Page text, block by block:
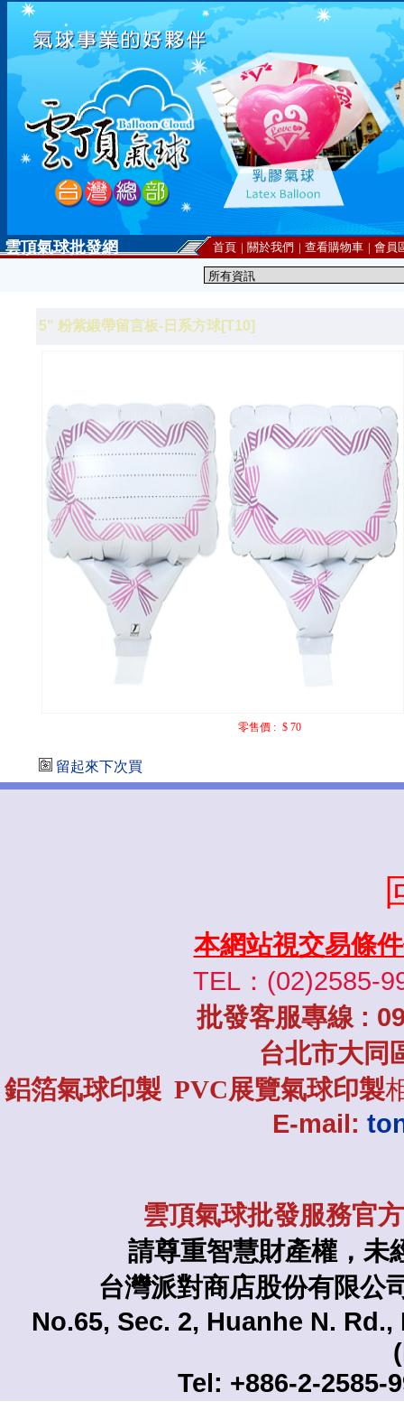
雲頂氣球批發網 首頁 | 關於我們 | 查看購物車 | 會員
5" 粉紫緞帶留言板-日系方球[T10]
零售價 : $ 70
留起來下次買
本網站視交易條
TEL：(02)2585-
批發客服專線 :
台北市大同
鋁箔氣球印製 PVC展覽氣球印製
E-mail:
雲頂氣球批發服務官
請尊重智慧財產權，未
台灣派對商店股份有限公
No.65, Sec. 2, Huanhe N.
Tel: +886-2-2585-